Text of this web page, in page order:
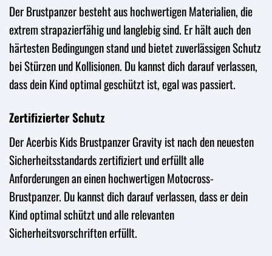
Der Brustpanzer besteht aus hochwertigen Materialien, die
extrem strapazierfähig und langlebig sind. Er hält auch den
härtesten Bedingungen stand und bietet zuverlässigen Schutz
bei Stürzen und Kollisionen. Du kannst dich darauf verlassen,
dass dein Kind optimal geschützt ist, egal was passiert.
Zertifizierter Schutz
Der Acerbis Kids Brustpanzer Gravity ist nach den neuesten
Sicherheitsstandards zertifiziert und erfüllt alle
Anforderungen an einen hochwertigen Motocross-
Brustpanzer. Du kannst dich darauf verlassen, dass er dein
Kind optimal schützt und alle relevanten
Sicherheitsvorschriften erfüllt.